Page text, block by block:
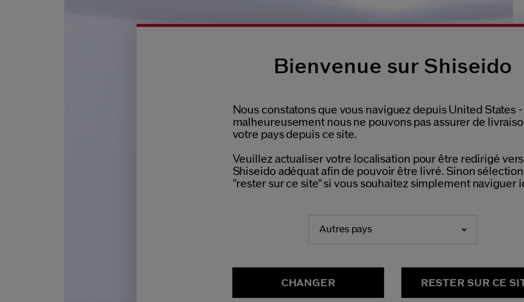
Bienvenue sur Shiseido
Nous constatons que vous naviguez depuis United States -
malheureusement nous ne pouvons pas assurer de
votre pays depuis ce site.
Veuillez actualiser votre localisation pour être redirigé
Shiseido adéquat afin de pouvoir être livré. Sinon
"rester sur ce site" si vous souhaitez simplement naviguer
Autres pays
CHANGER RESTER SUR CE